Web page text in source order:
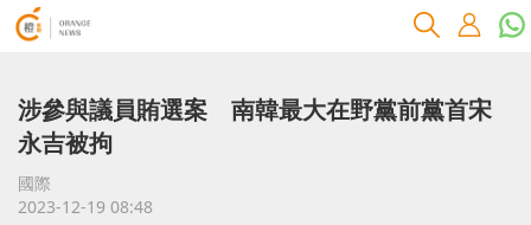
涉參與議員賄選案 南韓最大在野黨前黨首宋
永吉被拘
國際
2023-12-19 08:48